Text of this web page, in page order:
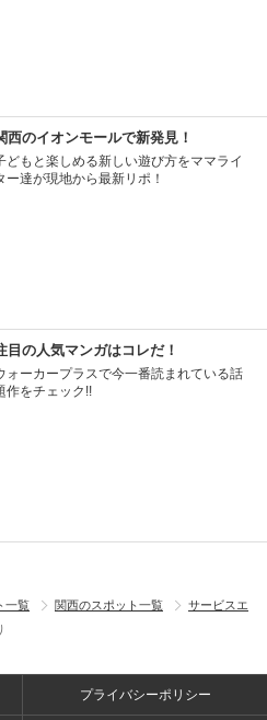
西のイオンモールで新発見！
どもと楽しめる新しい遊び方をママライ
ー達が現地から最新リポ！
目の人気マンガはコレだ！
ォーカープラスで今一番読まれている話
作をチェック!!
一覧 関西のスポット一覧
サービスエ
プライバシーポリシー